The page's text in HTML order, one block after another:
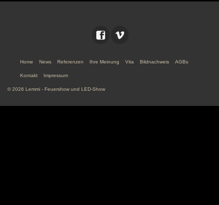
Home News Referenzen Ihre Meinung Vita Bildnachweis AGBs
Kontakt Impressum
© 2026 Lemmi - Feuershow und LED-Show